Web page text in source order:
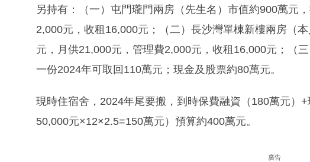
另持有：（一）屯門瓏門兩房（先生名）市值約900萬元
2,000元，收租16,000元；（二）長沙灣單棟新樓兩房（
元，月供21,000元，管理費2,000元，收租16,000元；（
一份2024年可取回110萬元；現金及股票約80萬元。
現時住宿舍，2024年尾要搬，到時保費融資（180萬元）
50,000元×12×2.5=150萬元）預算約400萬元。
廣告